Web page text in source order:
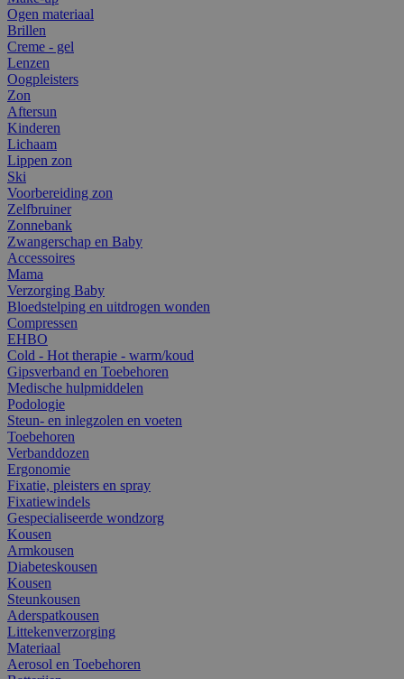
Ogen materiaal
Brillen
Creme - gel
Lenzen
Oogpleisters
Zon
Aftersun
Kinderen
Lichaam
Lippen zon
Ski
Voorbereiding zon
Zelfbruiner
Zonnebank
Zwangerschap en Baby
Accessoires
Mama
Verzorging Baby
Bloedstelping en uitdrogen wonden
Compressen
EHBO
Cold - Hot therapie - warm/koud
Gipsverband en Toebehoren
Medische hulpmiddelen
Podologie
Steun- en inlegzolen en voeten
Toebehoren
Verbanddozen
Ergonomie
Fixatie, pleisters en spray
Fixatiewindels
Gespecialiseerde wondzorg
Kousen
Armkousen
Diabeteskousen
Kousen
Steunkousen
Aderspatkousen
Littekenverzorging
Materiaal
Aerosol en Toebehoren